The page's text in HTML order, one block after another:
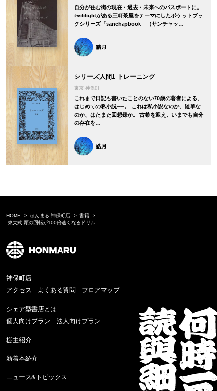
自分が住む街の現在・過去・未来へのパスポートに。
twililightがある三軒茶屋をテーマにしたポケットブッ
クシリーズ「sanchapbook」（サンチャッ…
皓月
シリーズ人間1 トレーニング
東京 神保町
これまで日記も書いたことのない70歳の著者による、
はじめての私小説──。 これは私小説なのか、随筆な
のか、はたまた回想録か。 古希を迎え、いまでも自分
の存在を…
皓月
HOME ほんまる 神保町店
書籍
東大式 頭の回転が100倍速くなるドリル
神保町店
アクセス
よくある質問 フロアマップ
シェア型書店とは
個人向けプラン
法人向けプラン
棚主紹介
新着本紹介
ニュース&トピックス